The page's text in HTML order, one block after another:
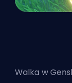
Walka w